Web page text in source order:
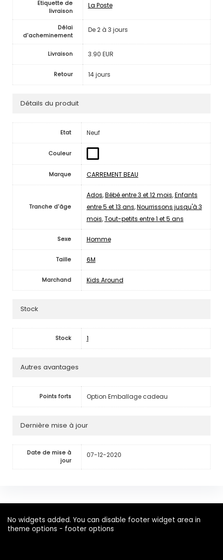
Etiquette de
livraison
La Poste
Délai
d'acheminement
De 2 à 3 jours
Livraison 3.90 EUR
Retour 14 jours
Détails du produit
Etat Neuf
Couleur
Marque CARREMENT BEAU
Tranche d'âge
Ados,Bébé entre 3 et 12 mois,Enfants
entre 5 et 13 ans,Nourrissons jusqu'à 3
mois,Tout-petits entre 1 et 5 ans
Sexe Homme
Taille 6M
Marchand Kids Around
Stock
Stock 1
Autres avantages
Points forts Option Emballage cadeau
Dernière mise à jour
Date de mise à
jour
07-12-2020
No widgets added. You can disable footer widget area in
theme options - footer options